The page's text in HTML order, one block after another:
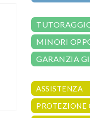
MINORI
GARANZIA
ASSISTENZA
PROTEZIONE